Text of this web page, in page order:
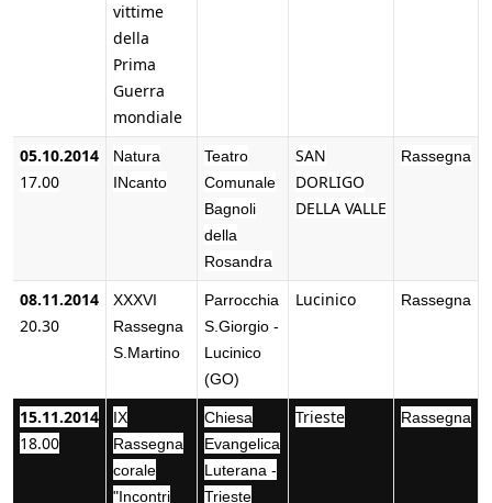
vittime
della
Prima
Guerra
mondiale
05.10.2014
17.00
Natura
INcanto
Teatro
Comunale
Bagnoli
della
Rosandra
SAN
DORLIGO
DELLA VALLE
Rassegna
08.11.2014
20.30
XXXVI
Rassegna
S.Martino
Parrocchia
S.Giorgio -
Lucinico
(GO)
Lucinico Rassegna
15.11.2014
18.00
IX
Rassegna
corale
"Incontri
Chiesa
Evangelica
Luterana -
Trieste
Trieste Rassegna